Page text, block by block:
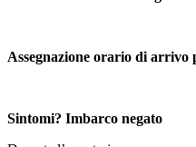
Assegnazione orario di arrivo
Sintomi? Imbarco negato